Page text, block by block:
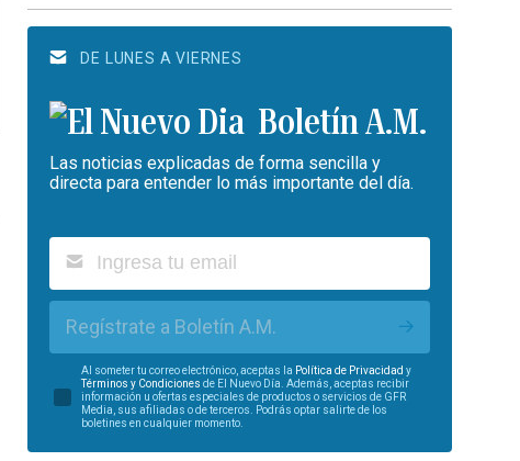
DE LUNES A VIERNES
Boletín A.M.
Las noticias explicadas de forma sencilla y
directa para entender lo más importante del día.
Regístrate a Boletín A.M.
Al someter tu correo electrónico, aceptas la Política de Privacidad y
Términos y Condiciones de El Nuevo Día. Además, aceptas recibir
información u ofertas especiales de productos o servicios de GFR
Media, sus afiliadas o de terceros. Podrás optar salirte de los
boletines en cualquier momento.